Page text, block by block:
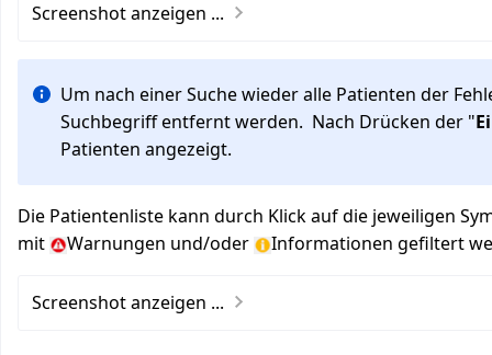
Screenshot anzeigen ...
Um nach einer Suche wieder alle Patienten der
Suchbegriff entfernt werden. Nach Drücken der "
Patienten angezeigt.
Die Patientenliste kann durch Klick auf die jeweiligen
mit
Warnungen und/oder Informationen gefiltert
Screenshot anzeigen ...